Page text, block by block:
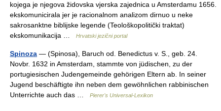
kojega je njegova židovska vjerska zajednica u Amsterdamu 1656.
ekskomunicirala jer je racionalnom analizom dirnuo u neke
sakrosanktne biblijske legende (Teološkopolitički traktat)
ekskomunikacija …
Hrvatski jezični portal
Spinoza — (Spinosa), Baruch od. Benedictus v. S., geb. 24.
Novbr. 1632 in Amsterdam, stammte von jüdischen, zu der
portugiesischen Judengemeinde gehörigen Eltern ab. In seiner
Jugend beschäftigte ihn neben dem gewöhnlichen rabbinischen
Unterrichte auch das …
Pierer's Universal-Lexikon